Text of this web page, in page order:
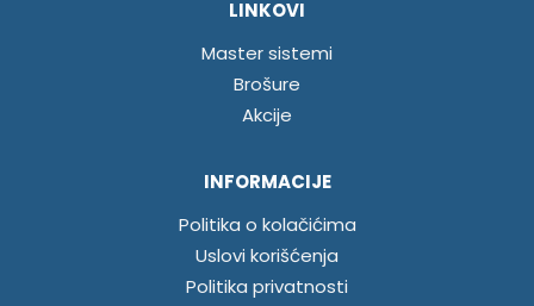
LINKOVI
Master sistemi
Brošure
Akcije
INFORMACIJE
Politika o kolačićima
Uslovi korišćenja
Politika privatnosti